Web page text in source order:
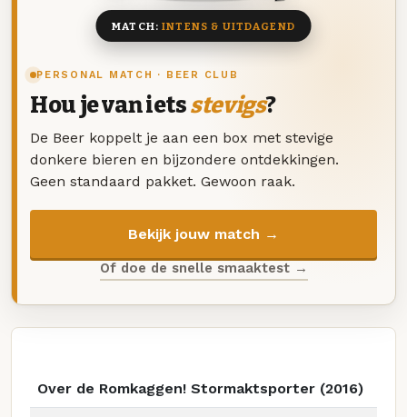
PERSONAL MATCH · BEER CLUB
Hou je van ietsstevigs?
De Beer koppelt je aan een box met stevige
donkere bieren en bijzondere ontdekkingen.
Geen standaard pakket. Gewoon raak.
Bekijk jouw match →
Of doe de snelle smaaktest →
MATCH:INTENS & UITDAGEND
Over de Romkaggen! Stormaktsporter (2016)